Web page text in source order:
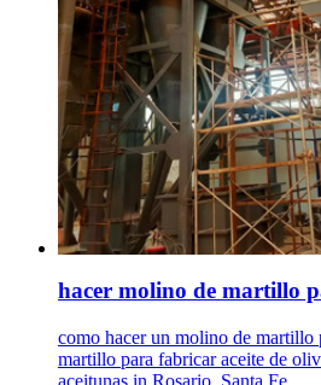
hacer molino de martillo
como hacer un molino de martillo
martillo para fabricar aceite de
aceitunas in Rosario, Santa Fe,...